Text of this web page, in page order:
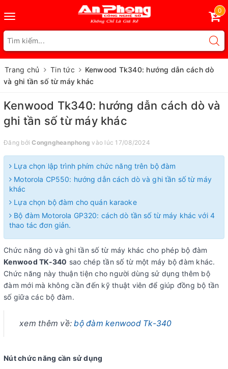
Toggle
navigation
0
Trang chủ Tin tức
Kenwood Tk340: hướng dẫn cách dò
và ghi tần số từ máy khác
Kenwood Tk340: hướng dẫn cách dò và
ghi tần số từ máy khác
Đăng bởiCongngheanphong vào lúc 17/08/2024
Lựa chọn lập trình phím chức năng trên bộ đàm
Motorola CP550: hướng dẫn cách dò và ghi tần số từ máy
khác
Lựa chọn bộ đàm cho quán karaoke
Bộ đàm Motorola GP320: cách dò tần số từ máy khác với 4
thao tác đơn giản.
Chức năng dò và ghi tần số từ máy khác cho phép bộ đàm
Kenwood TK-340 sao chép tần số từ một máy bộ đàm khác.
Chức năng này thuận tiện cho người dùng sử dụng thêm bộ
đàm mới mà không cần đến kỹ thuật viên để giúp đồng bộ tần
số giữa các bộ đàm.
xem thêm về:bộ đàm kenwood Tk-340
Nút chức năng cần sử dụng